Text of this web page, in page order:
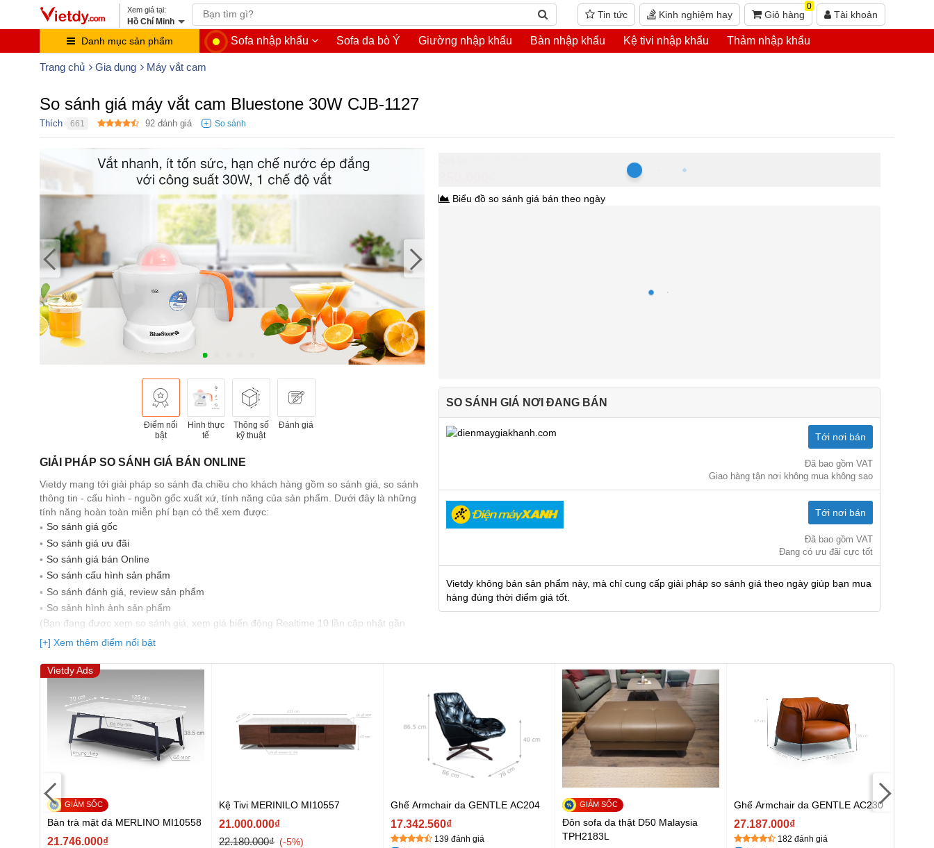
Hồ Chí Minh
Tin tức Kinh nghiệm hay Giỏ hàng
0
Tài khoản
Danh mục sản phẩm Sofa nhập khẩu Sofa da bò Ý Giường nhập khẩu Bàn nhập khẩu Kệ tivi nhập khẩu Thảm nhập khẩu
Trang chủ Gia dụng Máy vắt cam
So sánh giá máy vắt cam Bluestone 30W CJB-1127
Thích 661 92 đánh giá
Điểm nổi
bật
Hình thực
tế
Thông số
kỹ thuật
Đánh giá
GIẢI PHÁP SO SÁNH GIÁ BÁN ONLINE
Vietdy mang tới giải pháp so sánh đa chiều cho khách hàng gồm so sánh giá, so sánh
thông tin - cấu hình - nguồn gốc xuất xứ, tính năng của sản phẩm. Dưới đây là những
tính năng hoàn toàn miễn phí bạn có thể xem được:
So sánh giá gốc
So sánh giá ưu đãi
So sánh giá bán Online
So sánh cấu hình sản phẩm
So sánh đánh giá, review sản phẩm
So sảnh hình ảnh sản phẩm
(Bạn đang được xem so sánh giá, xem giá biến động Realtime 10 lần cập nhật gần
nhất)
[+] Xem thêm điểm nổi bật
Biểu đồ so sánh giá bán theo ngày
SO SÁNH GIÁ NƠI ĐANG BÁN
Tới nơi bán
Đã bao gồm VAT
Giao hàng tận nơi không mua không sao
Tới nơi bán
Đã bao gồm VAT
Đang có ưu đãi cực tốt
Vietdy không bán sản phẩm này, mà chỉ cung cấp giải pháp so sánh giá theo ngày giúp bạn mua
hàng đúng thời điểm giá tốt.
Vietdy Ads
Bàn trà mặt đá MERLINO MI10558
21.746.000₫
Kệ Tivi MERINILO MI10557
21.000.000₫
22.180.000₫
-5%
Ghế Armchair da GENTLE AC204
17.342.560₫
139 đánh giá
Đôn sofa da thật D50 Malaysia
TPH2183L
Ghế Armchair da GENTLE AC230
27.187.000₫
182 đánh giá